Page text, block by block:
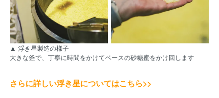
▲ 浮き星製造の様子
大きな釜で、丁寧に時間をかけてベースの砂糖蜜をかけ回します
さらに詳しい浮き星についてはこちら>>